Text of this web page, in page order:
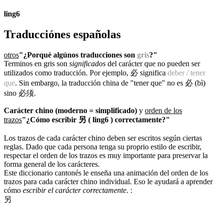
ling6
Traducciónes españolas
otros"¿Porqué algúnos traducciones son gris?"
Terminos en gris son significados del carácter que no pueden ser
utilizados como traducción. Por ejemplo, 必 significa deber / tener
que. Sin embargo, la traducción china de "tener que" no es 必 (bì)
sino 必须.
Carácter chino (moderno = simplificado) y orden de los
trazos"¿Cómo escribir 另 ( ling6 ) correctamente?"
Los trazos de cada carácter chino deben ser escritos según ciertas
reglas. Dado que cada persona tenga su proprio estilo de escribir,
respectar el orden de los trazos es muy importante para preservar la
forma general de los carácteres.
Este diccionario cantonés le enseña una animación del orden de los
trazos para cada carácter chino individual. Eso le ayudará a aprender
cómo escribir el carácter correctamente. :
另